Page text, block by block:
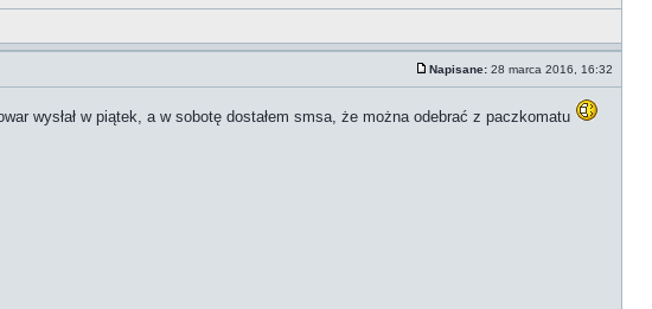
Napisane: 28 marca 2016, 16:32
wysłał w piątek, a w sobotę dostałem smsa, że można odebrać z paczkomatu